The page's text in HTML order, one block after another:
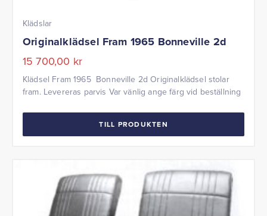
Klädslar
Originalklädsel Fram 1965 Bonneville 2d
15 700,00 kr
Klädsel Fram 1965 Bonneville 2d Originalklädsel stolar
fram. Levereras parvis Var vänlig ange färg vid beställning
TILL PRODUKTEN